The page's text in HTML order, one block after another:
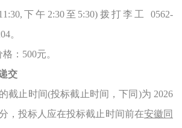
下午2:30至5:30)拨打李工 0562-
。
： 500元。
交
截止时间(投标截止时间，下同)为 2026
，投标人应在投标截止时间前在安徽同